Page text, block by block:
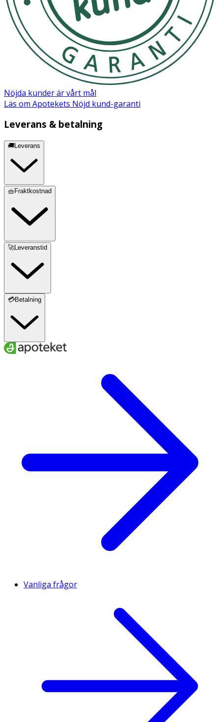
Nöjda kunder är vårt mål
Läs om Apotekets Nöjd kund-garanti
Leverans & betalning
🚚Leverans
🧺Fraktkostnad
🚀Leveranstid
💳Betalning
Vanliga frågor